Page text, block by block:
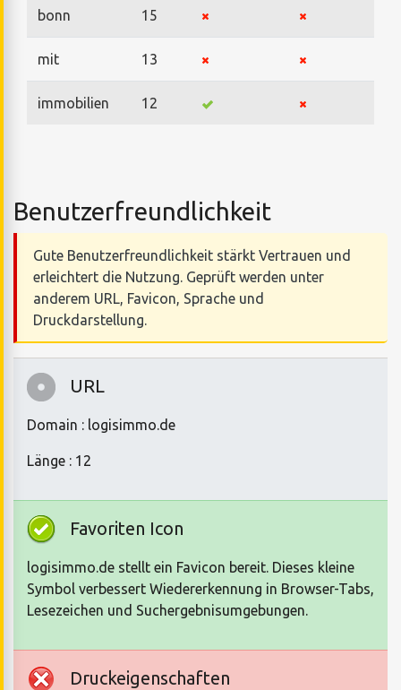
bonn 15
mit 13
immobilien 12
Benutzerfreundlichkeit
Gute Benutzerfreundlichkeit stärkt Vertrauen und
erleichtert die Nutzung. Geprüft werden unter
anderem URL, Favicon, Sprache und
Druckdarstellung.
URL
Domain : logisimmo.de
Länge : 12
Favoriten Icon
logisimmo.de stellt ein Favicon bereit. Dieses kleine
Symbol verbessert Wiedererkennung in Browser-Tabs,
Lesezeichen und Suchergebnisumgebungen.
Druckeigenschaften